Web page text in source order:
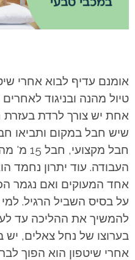
אומנם עדיף לבוא אחרי
טיול מהנה ובניגוד
אחת יש צורך לרדת
שיש חבל במקום ותביאו
חבל
העבודה. עוד יתרון נחמד
אחד המעוקים ואם נגמר
על בסיס השביל הרגיל.
להמשיך את ההליכה עד
בערוצו של נחל צאלים, יש
אחרי שיטפון הוא הפוך